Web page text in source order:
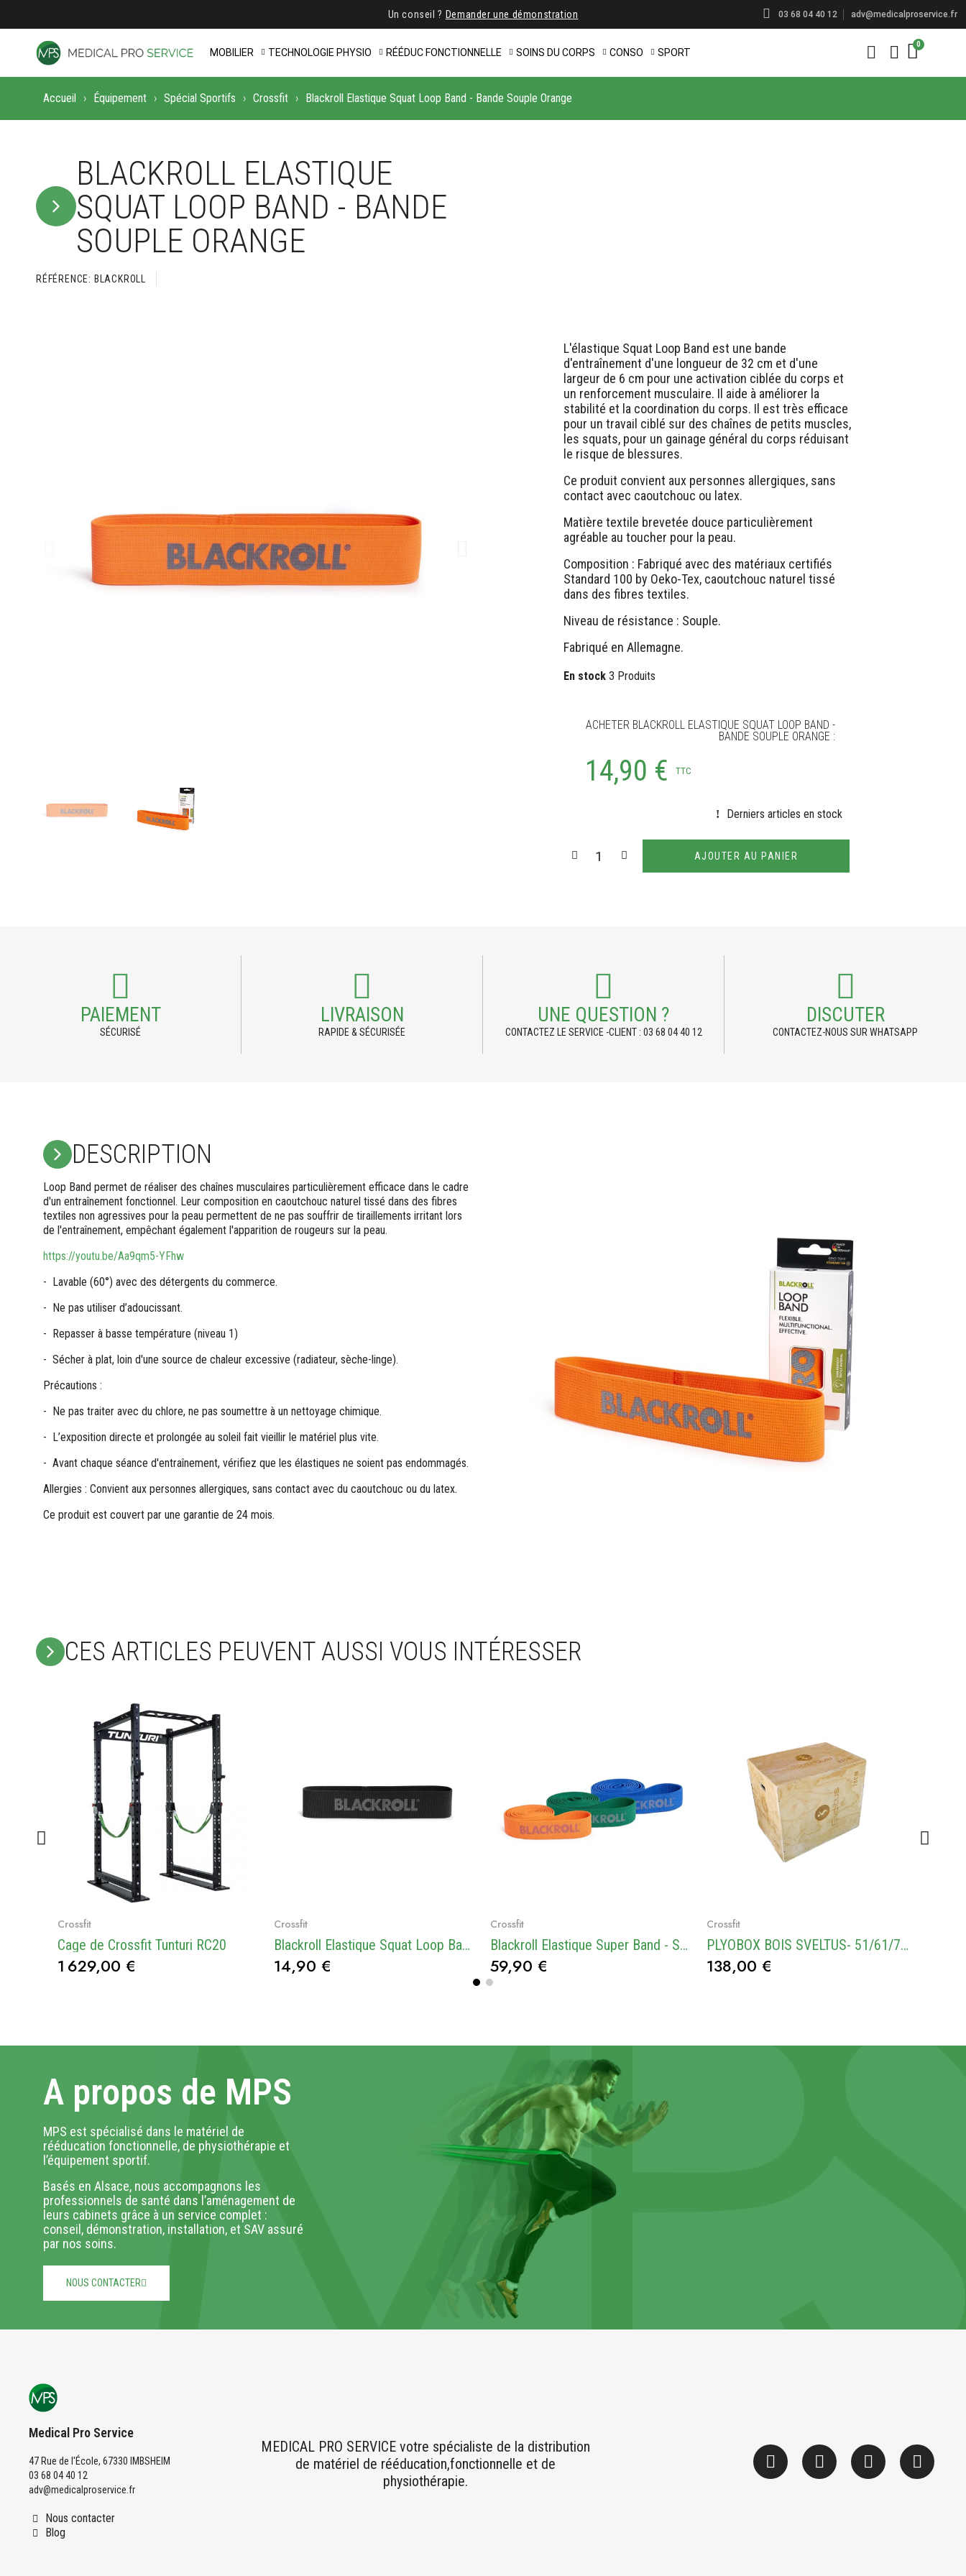
Un conseil ? Demander une démonstration 03 68 04 40 12 adv@medicalproservice.fr
MOBILIER TECHNOLOGIE PHYSIO RÉÉDUC FONCTIONNELLE SOINS DU CORPS CONSO SPORT
Accueil Équipement Spécial Sportifs Crossfit Blackroll Elastique Squat Loop Band - Bande Souple Orange
BLACKROLL ELASTIQUE
SQUAT LOOP BAND - BANDE
SOUPLE ORANGE
RÉFÉRENCE BLACKROLL
L'élastique Squat Loop Band est une bande
d'entraînement d'une longueur de 32 cm et d'une
largeur de 6 cm pour une activation ciblée du corps et
un renforcement musculaire. Il aide à améliorer la
stabilité et la coordination du corps. Il est très efficace
pour un travail ciblé sur des chaînes de petits muscles,
les squats, pour un gainage général du corps réduisant
le risque de blessures.
Ce produit convient aux personnes allergiques, sans
contact avec caoutchouc ou latex.
Matière textile brevetée douce particulièrement
agréable au toucher pour la peau.
Composition : Fabriqué avec des matériaux certifiés
Standard 100 by Oeko-Tex, caoutchouc naturel tissé
dans des fibres textiles.
Niveau de résistance : Souple.
Fabriqué en Allemagne.
En stock 3 Produits
ACHETER BLACKROLL ELASTIQUE SQUAT LOOP BAND -
BANDE SOUPLE ORANGE :
14,90 € TTC
Derniers articles en stock
AJOUTER AU PANIER
PAIEMENT
SÉCURISÉ
LIVRAISON
RAPIDE & SÉCURISÉE
UNE QUESTION ?
CONTACTEZ LE SERVICE -CLIENT : 03 68 04 40 12
DISCUTER
CONTACTEZ-NOUS SUR WHATSAPP
DESCRIPTION
Loop Band permet de réaliser des chaînes musculaires particulièrement efficace dans le cadre
d'un entraînement fonctionnel. Leur composition en caoutchouc naturel tissé dans des fibres
textiles non agressives pour la peau permettent de ne pas souffrir de tiraillements irritant lors
de l'entraînement, empêchant également l'apparition de rougeurs sur la peau.
https://youtu.be/Aa9qm5-YFhw
- Lavable (60°) avec des détergents du commerce.
- Ne pas utiliser d’adoucissant.
- Repasser à basse température (niveau 1)
- Sécher à plat, loin d'une source de chaleur excessive (radiateur, sèche-linge).
Précautions :
- Ne pas traiter avec du chlore, ne pas soumettre à un nettoyage chimique.
- L’exposition directe et prolongée au soleil fait vieillir le matériel plus vite.
- Avant chaque séance d'entraînement, vérifiez que les élastiques ne soient pas endommagés.
Allergies : Convient aux personnes allergiques, sans contact avec du caoutchouc ou du latex.
Ce produit est couvert par une garantie de 24 mois.
CES ARTICLES PEUVENT AUSSI VOUS INTÉRESSER
Crossfit
Cage de Crossfit Tunturi RC20
1 629,00 €
Crossfit
Blackroll Elastique Squat Loop Band - Bande Extra Forte Noir
14,90 €
Crossfit
Blackroll Elastique Super Band - Set de 3
59,90 €
Crossfit
PLYOBOX BOIS SVELTUS- 51/61/76CM
138,00 €
A propos de MPS
MPS est spécialisé dans le matériel de
rééducation fonctionnelle, de physiothérapie et
l’équipement sportif.
Basés en Alsace, nous accompagnons les
professionnels de santé dans l’aménagement de
leurs cabinets grâce à un service complet :
conseil, démonstration, installation, et SAV assuré
par nos soins.
NOUS CONTACTER
Medical Pro Service
47 Rue de l'École, 67330 IMBSHEIM
03 68 04 40 12
adv@medicalproservice.fr
Nous contacter
Blog
MEDICAL PRO SERVICE votre spécialiste de la distribution
de matériel de rééducation,fonctionnelle et de
physiothérapie.